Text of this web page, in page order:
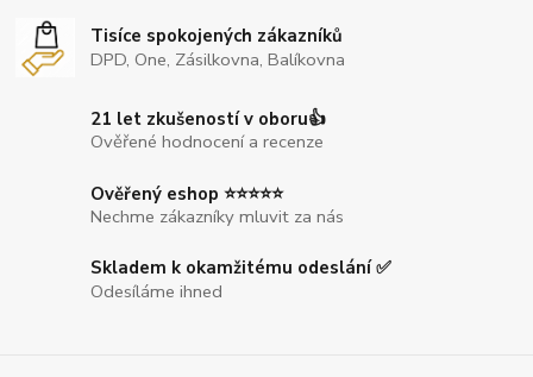
Tisíce spokojených zákazníků
DPD, One, Zásilkovna, Balíkovna
21 let zkušeností v oboru👍
Ověřené hodnocení a recenze
Ověřený eshop ⭐⭐⭐⭐⭐
Nechme zákazníky mluvit za nás
Skladem k okamžitému odeslání ✅
Odesíláme ihned